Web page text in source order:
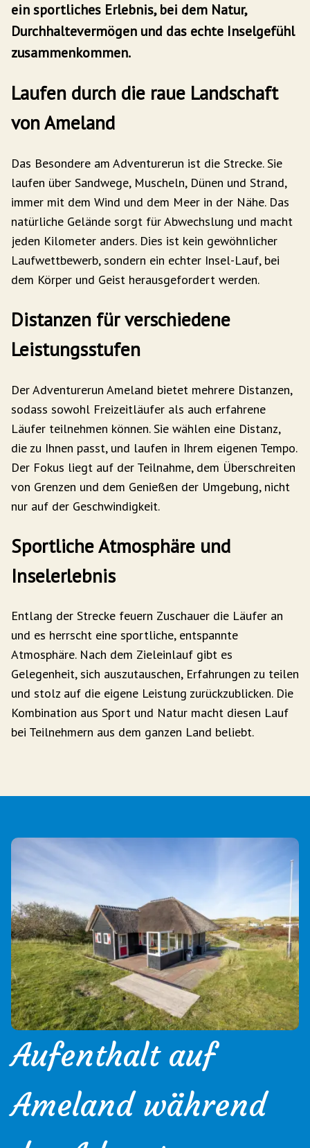
ein sportliches Erlebnis, bei dem Natur,
Durchhaltevermögen und das echte Inselgefühl
zusammenkommen.
Laufen durch die raue Landschaft
von Ameland
Das Besondere am Adventurerun ist die Strecke. Sie
laufen über Sandwege, Muscheln, Dünen und Strand,
immer mit dem Wind und dem Meer in der Nähe. Das
natürliche Gelände sorgt für Abwechslung und macht
jeden Kilometer anders. Dies ist kein gewöhnlicher
Laufwettbewerb, sondern ein echter Insel-Lauf, bei
dem Körper und Geist herausgefordert werden.
Distanzen für verschiedene
Leistungsstufen
Der Adventurerun Ameland bietet mehrere Distanzen,
sodass sowohl Freizeitläufer als auch erfahrene
Läufer teilnehmen können. Sie wählen eine Distanz,
die zu Ihnen passt, und laufen in Ihrem eigenen Tempo.
Der Fokus liegt auf der Teilnahme, dem Überschreiten
von Grenzen und dem Genießen der Umgebung, nicht
nur auf der Geschwindigkeit.
Sportliche Atmosphäre und
Inselerlebnis
Entlang der Strecke feuern Zuschauer die Läufer an
und es herrscht eine sportliche, entspannte
Atmosphäre. Nach dem Zieleinlauf gibt es
Gelegenheit, sich auszutauschen, Erfahrungen zu teilen
und stolz auf die eigene Leistung zurückzublicken. Die
Kombination aus Sport und Natur macht diesen Lauf
bei Teilnehmern aus dem ganzen Land beliebt.
Aufenthalt auf
Ameland während